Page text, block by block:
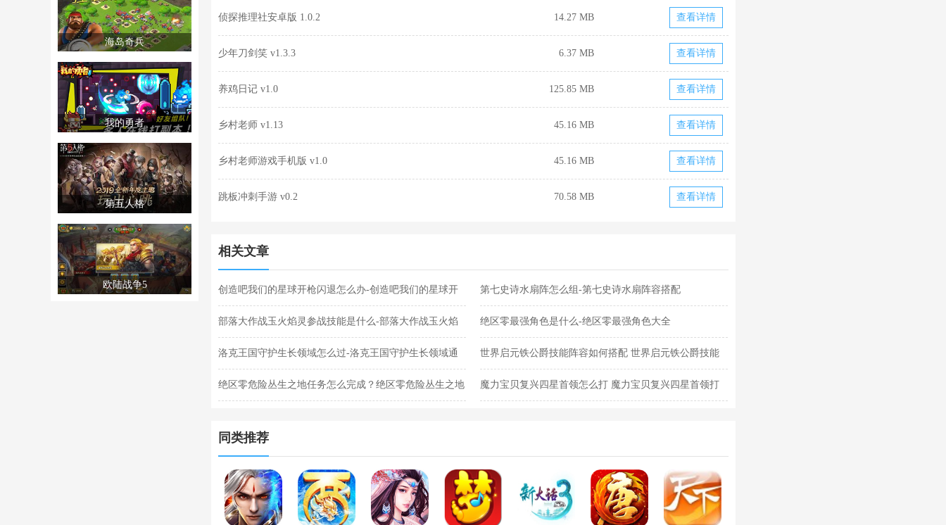
海岛奇兵
我的勇者
第五人格
欧陆战争5
侦探推理社安卓版 1.0.2 14.27 MB 查看详情
少年刀剑笑 v1.3.3 6.37 MB 查看详情
养鸡日记 v1.0 125.85 MB 查看详情
乡村老师 v1.13 45.16 MB 查看详情
乡村老师游戏手机版 v1.0 45.16 MB 查看详情
跳板冲刺手游 v0.2 70.58 MB 查看详情
相关文章
创造吧我们的星球开枪闪退怎么办-创造吧我们的星球开
枪闪退合集
第七史诗水扇阵怎么组-第七史诗水扇阵容搭配
部落大作战玉火焰灵参战技能是什么-部落大作战玉火焰
灵参战技能合集
绝区零最强角色是什么-绝区零最强角色大全
洛克王国守护生长领域怎么过-洛克王国守护生长领域通
关攻略
世界启元铁公爵技能阵容如何搭配 世界启元铁公爵技能
阵容搭配合集
绝区零危险丛生之地任务怎么完成？绝区零危险丛生之地 魔力宝贝复兴四星首领怎么打 魔力宝贝复兴四星首领打
同类推荐